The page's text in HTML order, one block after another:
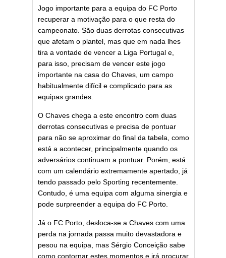
Jogo importante para a equipa do FC Porto
recuperar a motivação para o que resta do
campeonato. São duas derrotas consecutivas
que afetam o plantel, mas que em nada lhes
tira a vontade de vencer a Liga Portugal e,
para isso, precisam de vencer este jogo
importante na casa do Chaves, um campo
habitualmente difícil e complicado para as
equipas grandes.
O Chaves chega a este encontro com duas
derrotas consecutivas e precisa de pontuar
para não se aproximar do final da tabela, como
está a acontecer, principalmente quando os
adversários continuam a pontuar. Porém, está
com um calendário extremamente apertado, já
tendo passado pelo Sporting recentemente.
Contudo, é uma equipa com alguma sinergia e
pode surpreender a equipa do FC Porto.
Já o FC Porto, desloca-se a Chaves com uma
perda na jornada passa muito devastadora e
pesou na equipa, mas Sérgio Conceição sabe
como contornar estes momentos e irá procurar